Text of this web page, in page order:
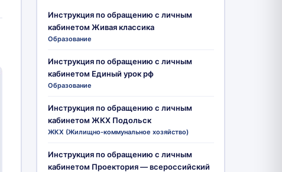
Инструкция по обращению с личным
кабинетом Живая классика
Образование
Инструкция по обращению с личным
кабинетом Единый урок рф
Образование
Инструкция по обращению с личным
кабинетом ЖКХ Подольск
ЖКХ (Жилищно-коммунальное хозяйство)
Инструкция по обращению с личным
кабинетом Проектория — всероссийский